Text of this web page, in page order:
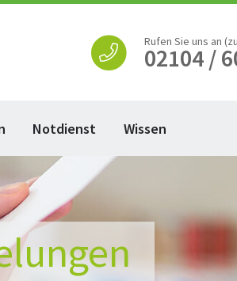
Rufen Sie uns an
02104 /
Notdienst Wissen